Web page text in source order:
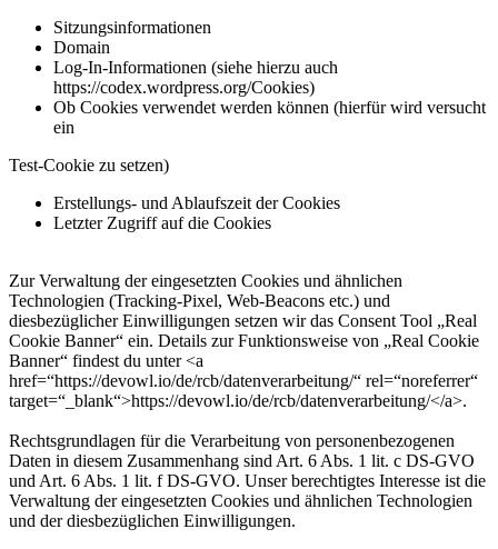
Sitzungsinformationen
Domain
Log-In-Informationen (siehe hierzu auch
https://codex.wordpress.org/Cookies)
Ob Cookies verwendet werden können (hierfür wird versucht
ein
Test-Cookie zu setzen)
Erstellungs- und Ablaufszeit der Cookies
Letzter Zugriff auf die Cookies
Zur Verwaltung der eingesetzten Cookies und ähnlichen
Technologien (Tracking-Pixel, Web-Beacons etc.) und
diesbezüglicher Einwilligungen setzen wir das Consent Tool „Real
Cookie Banner“ ein. Details zur Funktionsweise von „Real Cookie
Banner“ findest du unter <a
href=“https://devowl.io/de/rcb/datenverarbeitung/“ rel=“noreferrer“
target=“_blank“>https://devowl.io/de/rcb/datenverarbeitung/</a>.
Rechtsgrundlagen für die Verarbeitung von personenbezogenen
Daten in diesem Zusammenhang sind Art. 6 Abs. 1 lit. c DS-GVO
und Art. 6 Abs. 1 lit. f DS-GVO. Unser berechtigtes Interesse ist die
Verwaltung der eingesetzten Cookies und ähnlichen Technologien
und der diesbezüglichen Einwilligungen.